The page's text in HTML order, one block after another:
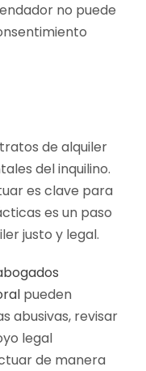
no puede
de alquiler
del inquilino.
es clave para
es un paso
justo y legal.
pueden
abusivas, revisar
legal
de manera